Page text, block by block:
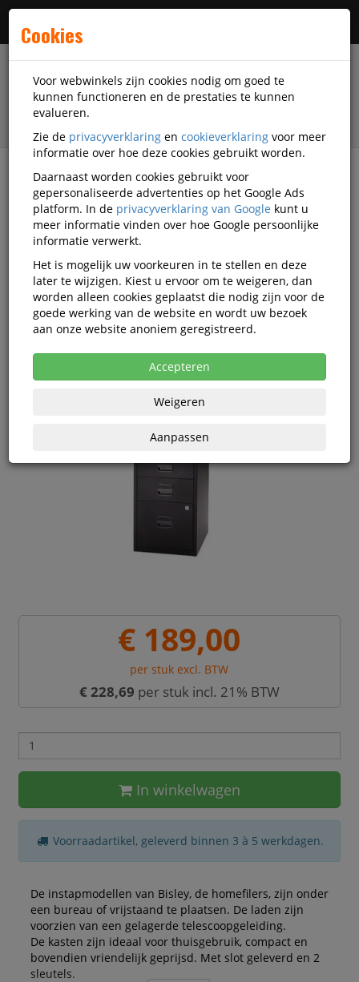
filter
Kantoormeubilair Kasten
Ladekasten
Bisley
BSPFA3433
Bisley Ladekast Homefiler 3 Laden
2x A6 1x A4 Zwart
€ 189,00
per stuk excl. BTW
€ 228,69 per stuk incl. 21% BTW
In winkelwagen
Voorraadartikel, geleverd binnen 3 à 5 werkdagen.
De instapmodellen van Bisley, de homefilers, zijn onder
een bureau of vrijstaand te plaatsen. De laden zijn
voorzien van een gelagerde telescoopgeleiding.
De kasten zijn ideaal voor thuisgebruik, compact en
bovendien vriendelijk geprijsd. Met slot geleverd en 2
sleutels.
Cookies
Voor webwinkels zijn cookies nodig om goed te
kunnen functioneren en de prestaties te kunnen
evalueren.
Zie de privacyverklaring en cookieverklaring voor meer
informatie over hoe deze cookies gebruikt worden.
Daarnaast worden cookies gebruikt voor
gepersonaliseerde advertenties op het Google Ads
platform. In de privacyverklaring van Google kunt u
meer informatie vinden over hoe Google persoonlijke
informatie verwerkt.
Het is mogelijk uw voorkeuren in te stellen en deze
later te wijzigen. Kiest u ervoor om te weigeren, dan
worden alleen cookies geplaatst die nodig zijn voor de
goede werking van de website en wordt uw bezoek
aan onze website anoniem geregistreerd.
Accepteren
Weigeren
Aanpassen